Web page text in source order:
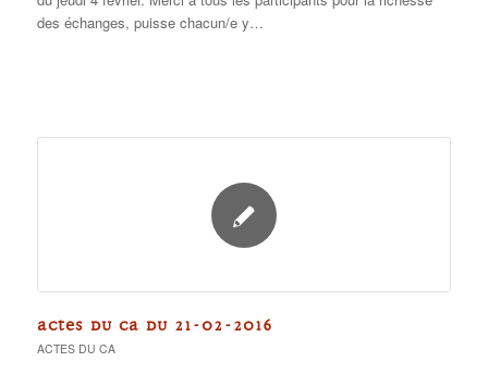
des échanges, puisse chacun/e y…
ACTES DU CA DU 21-02-2016
ACTES DU CA